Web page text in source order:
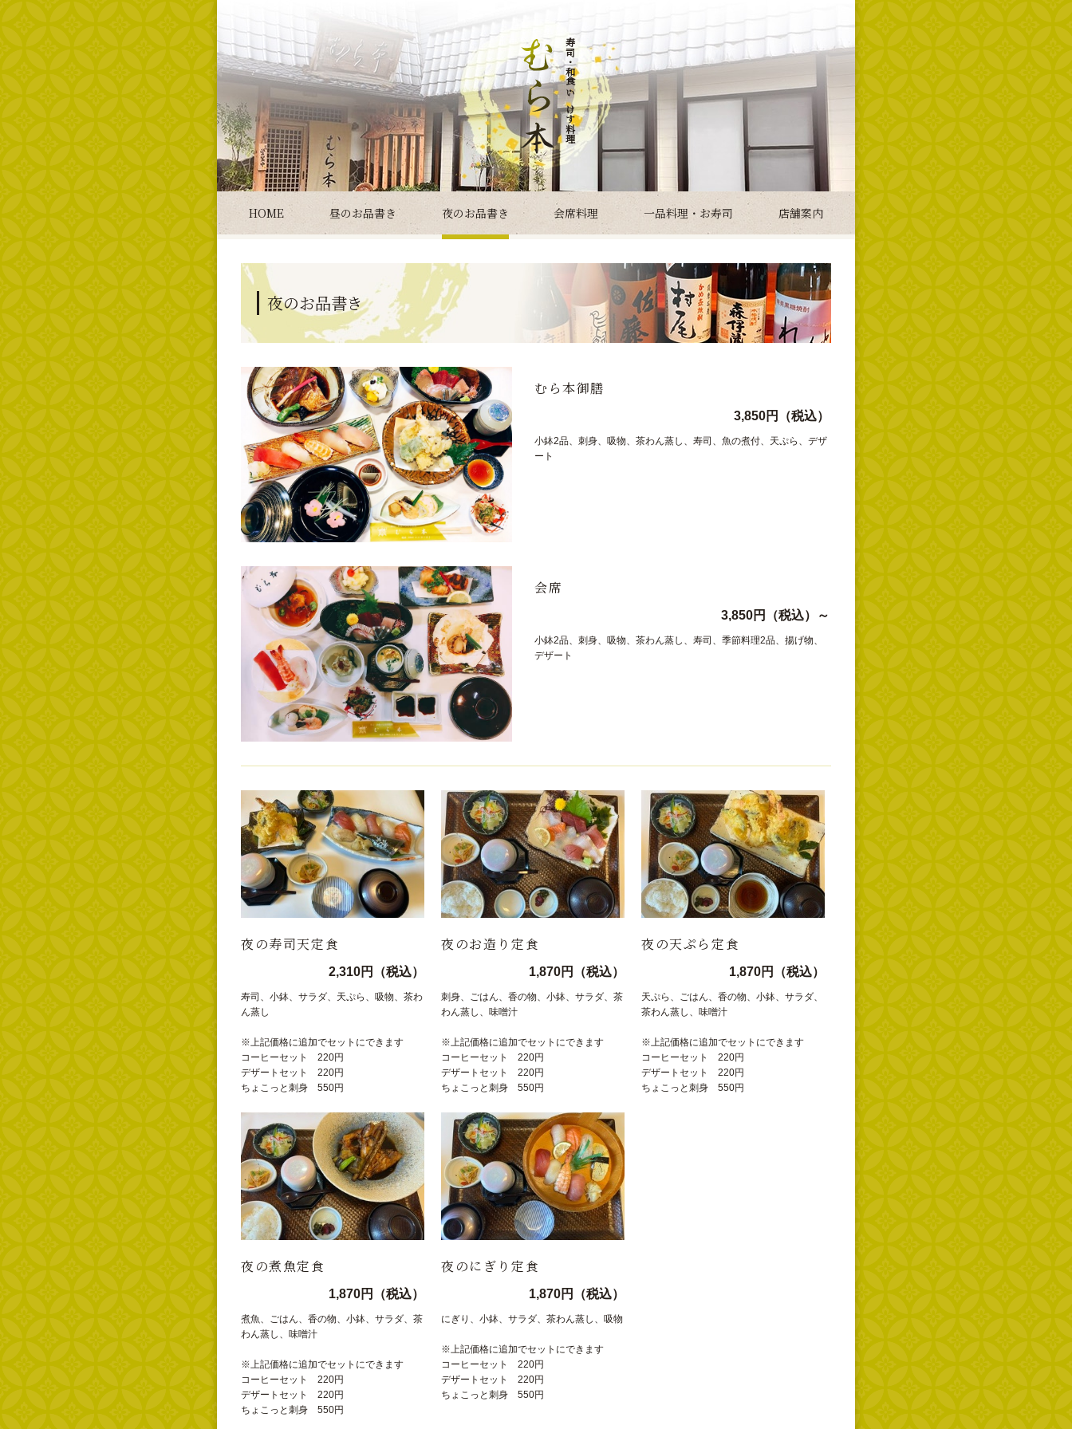
寿司・和食・いけす料理
HOME 昼のお品書き 夜のお品書き 会席料理 一品料理・お寿司 店舗案内
夜のお品書き
むら本御膳
3,850円（税込）
小鉢2品、刺身、吸物、茶わん蒸し、寿司、魚の煮付、天ぷら、デザ
ート
会席
3,850円（税込）～
小鉢2品、刺身、吸物、茶わん蒸し、寿司、季節料理2品、揚げ物、
デザート
夜の寿司天定食
2,310円（税込）
寿司、小鉢、サラダ、天ぷら、吸物、茶わ
ん蒸し
※上記価格に追加でセットにできます
コーヒーセット 220円
デザートセット 220円
ちょこっと刺身 550円
夜のお造り定食
1,870円（税込）
刺身、ごはん、香の物、小鉢、サラダ、茶
わん蒸し、味噌汁
※上記価格に追加でセットにできます
コーヒーセット 220円
デザートセット 220円
ちょこっと刺身 550円
夜の天ぷら定食
1,870円（税込）
天ぷら、ごはん、香の物、小鉢、サラダ、
茶わん蒸し、味噌汁
※上記価格に追加でセットにできます
コーヒーセット 220円
デザートセット 220円
ちょこっと刺身 550円
夜の煮魚定食
1,870円（税込）
煮魚、ごはん、香の物、小鉢、サラダ、茶
わん蒸し、味噌汁
※上記価格に追加でセットにできます
コーヒーセット 220円
デザートセット 220円
ちょこっと刺身 550円
夜のにぎり定食
1,870円（税込）
にぎり、小鉢、サラダ、茶わん蒸し、吸物
※上記価格に追加でセットにできます
コーヒーセット 220円
デザートセット 220円
ちょこっと刺身 550円